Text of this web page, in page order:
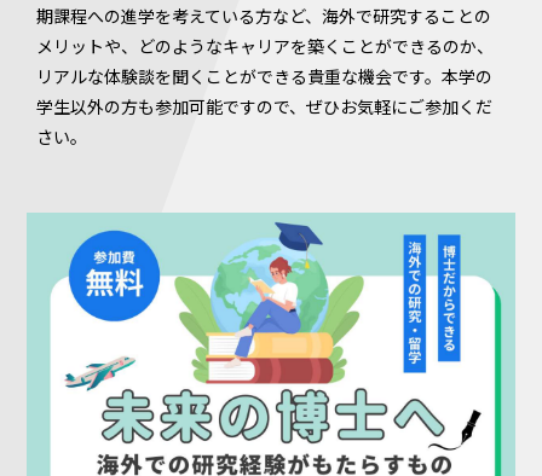
期課程への進学を考えている方など、海外で研究することの
メリットや、どのようなキャリアを築くことができるのか、
リアルな体験談を聞くことができる貴重な機会です。本学の
学生以外の方も参加可能ですので、ぜひお気軽にご参加くだ
さい。